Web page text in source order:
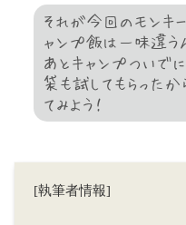
それが今回のモンキ
ャンプ飯は一味違う
あとキャンプついで
袋も試してもらった
てみよう！
[執筆者情報]